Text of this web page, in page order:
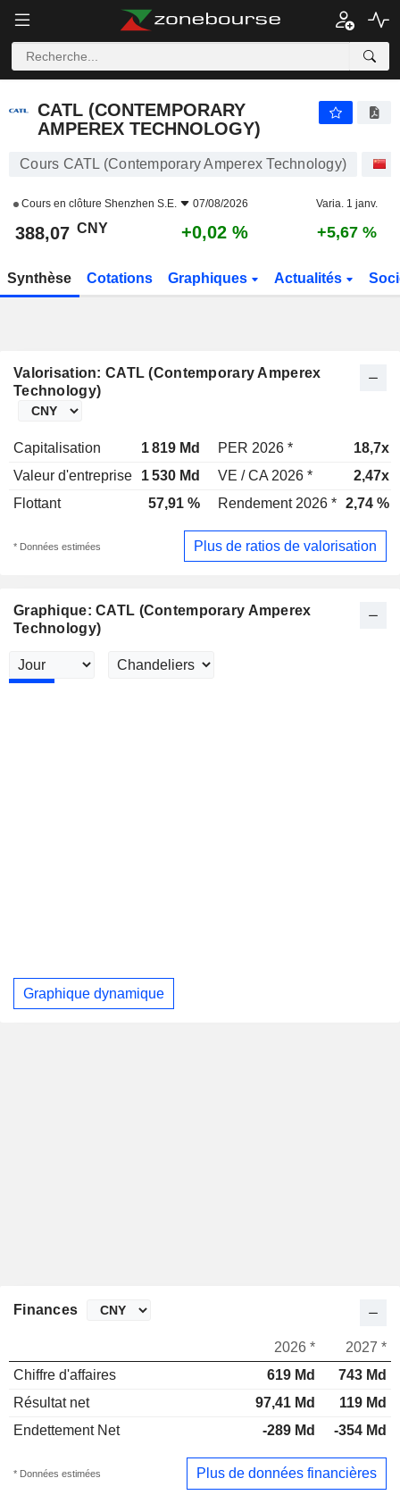
CATL (CONTEMPORARY
AMPEREX TECHNOLOGY)
Cours CATL (Contemporary Amperex Technology)
Cours en clôture Shenzhen S.E. 07/08/2026 Varia. 1 janv.
388,07 CNY +0,02 % +5,67 %
Synthèse Cotations Graphiques Actualités
Valorisation: CATL (Contemporary Amperex
Technology)
Capitalisation 1 819 Md PER 2026 *
18,7x
Valeur d'entreprise
1 530 Md VE / CA 2026 *
2,47x
Flottant
57,91 % Rendement 2026 * 2,74 %
* Données estimées Plus de ratios de valorisation
Graphique: CATL (Contemporary Amperex
Technology)
Graphique dynamique
Finances
2026 *
2027 *
Chiffre d'affaires
619 Md
743 Md
Résultat net
97,41 Md
119 Md
Endettement Net
-289 Md -354 Md
* Données estimées Plus de données financières